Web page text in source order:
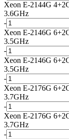
Xeon E-2144G
3.6GHz
-
Xeon E-2146G
3.5GHz
-
Xeon E-2146G
3.5GHz
-
Xeon E-2176G
3.7GHz
-
Xeon E-2176G
3.7GHz
-